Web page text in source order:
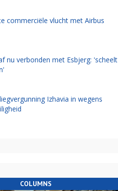
commerciële vlucht met Airbus
nu verbonden met Esbjerg: 'scheelt
Izhavia in wegens
COLUMNS